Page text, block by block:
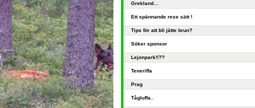
Grekland...
Ett spännande rese sätt !
Tips för att bli jätte brun?
Söker sponsor
Lejonpark!!??
Teneriffa
Prag
Tågluffa..